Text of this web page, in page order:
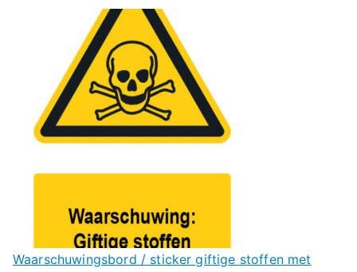
Waarschuwingsbord / sticker giftige stoffen met